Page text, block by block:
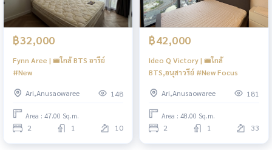
฿32,000
Fynn Aree | 🚝ใกล้ BTS อารีย์
#New
Ari,Anusaowaree 148
Area : 47.00 Sq.m.
2 1 10
฿42,000
Ideo Q Victory | 🚝ใกล้
BTS,อนุสาวรีย์ #New Focus
Ari,Anusaowaree 181
Area : 48.00 Sq.m.
2 1 33